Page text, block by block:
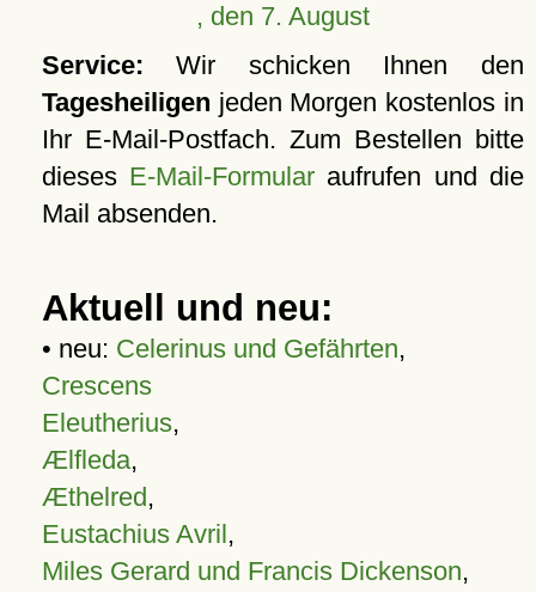
, den 7. August
Service: Wir schicken Ihnen den
Tagesheiligen jeden Morgen kostenlos in
Ihr E-Mail-Postfach. Zum Bestellen bitte
dieses E-Mail-Formular aufrufen und die
Mail absenden.
Aktuell und neu:
• neu: Celerinus und Gefährten,
Crescens
Eleutherius,
Ælfleda,
Æthelred,
Eustachius Avril,
Miles Gerard und Francis Dickenson,